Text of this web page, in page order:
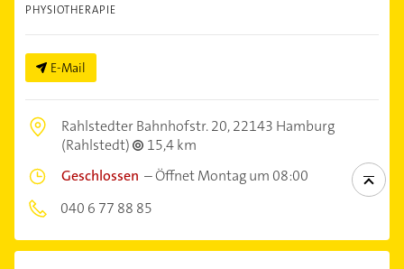
PHYSIOTHERAPIE
E-Mail
Rahlstedter Bahnhofstr. 20,22143 Hamburg
(Rahlstedt)
15,4 km
Geschlossen –Öffnet Montag um 08:00
040 6 77 88 85